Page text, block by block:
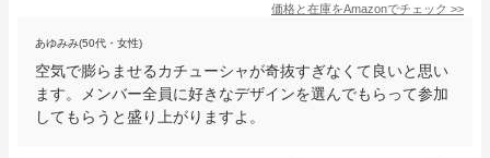
価格と在庫をAmazonでチェック >>
あゆみみ(50代・女性)
空気で膨らませるカチューシャが奇抜すぎなくて良いと思い
ます。メンバー全員に好きなデザインを選んでもらって参加
してもらうと盛り上がりますよ。